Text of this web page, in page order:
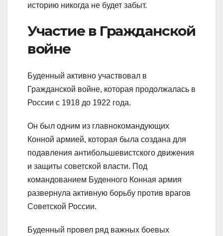
историю никогда не будет забыт.
Участие в Гражданской
войне
Буденный активно участвовал в
Гражданской войне, которая продолжалась в
России с 1918 до 1922 года.
Он был одним из главнокомандующих
Конной армией, которая была создана для
подавления антибольшевистского движения
и защиты советской власти. Под
командованием Буденного Конная армия
развернула активную борьбу против врагов
Советской России.
Буденный провел ряд важных боевых